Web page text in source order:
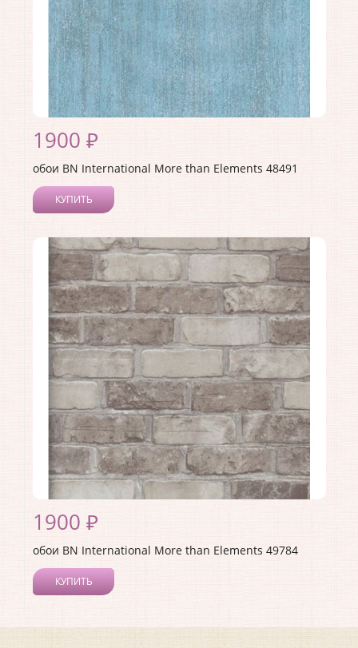
1900 ₽
обои BN International More than Elements 48491
КУПИТЬ
Коллекция:More than Elements
Длина рулона:10.05
Ширина рулона:
0.53
Материал покрытия:Виниловое
Страна:Нидерланды
Материал основы:Флизелин
Раппорт:<>
1900 ₽
обои BN International More than Elements 49784
КУПИТЬ
Длина рулона:
10.05